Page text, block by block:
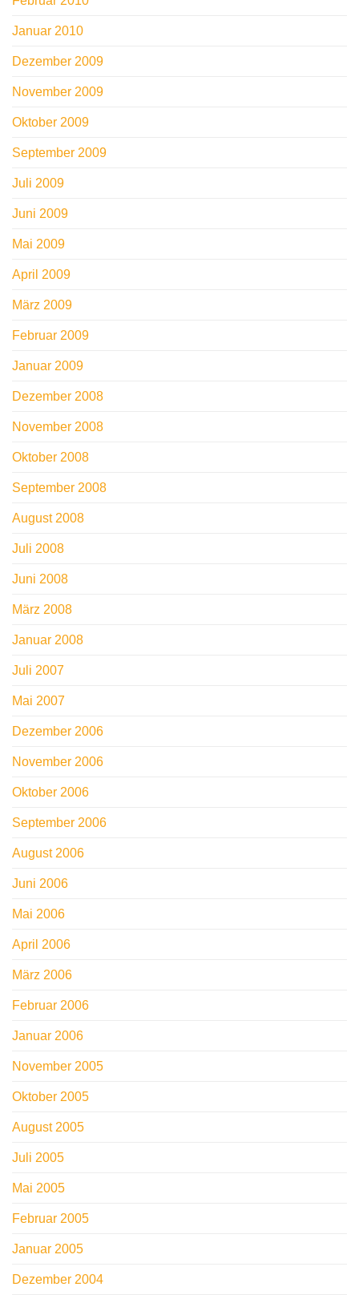
Januar 2010
Dezember 2009
November 2009
Oktober 2009
September 2009
Juli 2009
Juni 2009
Mai 2009
April 2009
März 2009
Februar 2009
Januar 2009
Dezember 2008
November 2008
Oktober 2008
September 2008
August 2008
Juli 2008
Juni 2008
März 2008
Januar 2008
Juli 2007
Mai 2007
Dezember 2006
November 2006
Oktober 2006
September 2006
August 2006
Juni 2006
Mai 2006
April 2006
März 2006
Februar 2006
Januar 2006
November 2005
Oktober 2005
August 2005
Juli 2005
Mai 2005
Februar 2005
Januar 2005
Dezember 2004